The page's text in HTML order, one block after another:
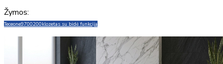
Žymos:
Teceone9700200klozetas su bidė funkcija